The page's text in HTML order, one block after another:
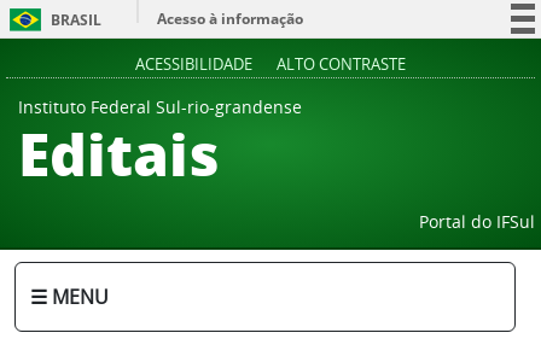
BRASIL
Acesso à informação
ACESSIBILIDADE ALTO CONTRASTE
Instituto Federal Sul-rio-grandense
Editais
Portal do IFSul
☰ MENU